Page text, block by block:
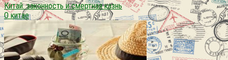
Китай. законность и смертная казнь
О китае